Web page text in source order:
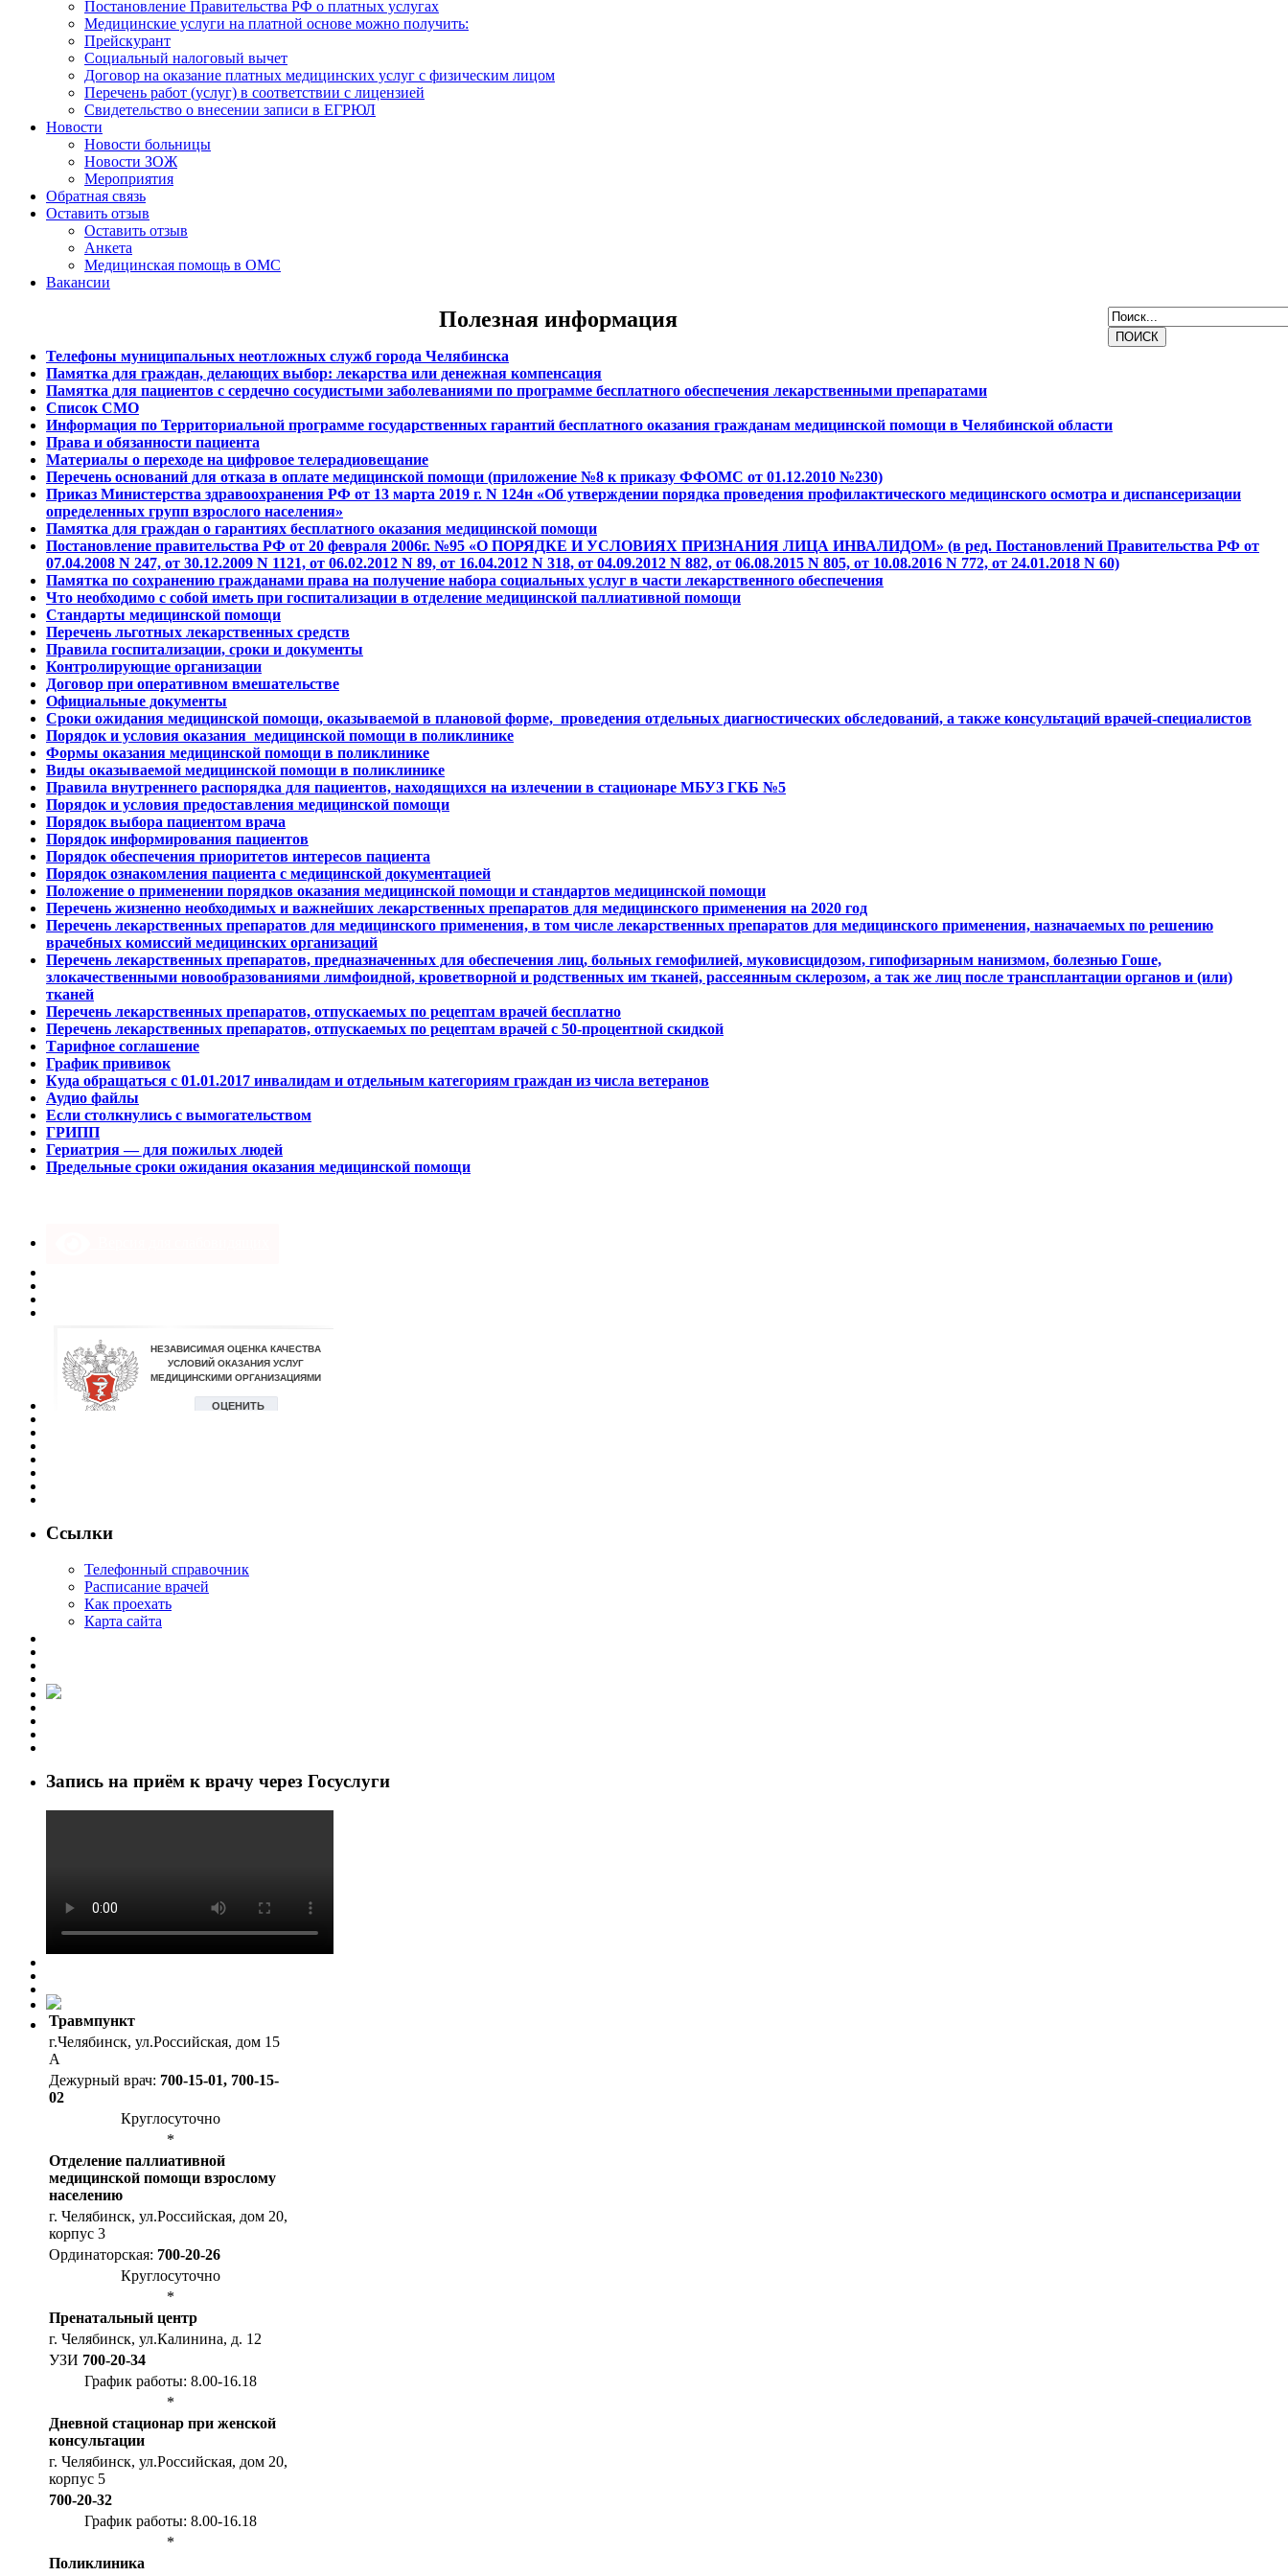
Постановление Правительства РФ о платных услугах
Медицинские услуги на платной основе можно получить:
Прейскурант
Социальный налоговый вычет
Договор на оказание платных медицинских услуг с физическим лицом
Перечень работ (услуг) в соответствии с лицензией
Свидетельство о внесении записи в ЕГРЮЛ
Новости
Новости больницы
Новости ЗОЖ
Мероприятия
Обратная связь
Оставить отзыв
Оставить отзыв
Анкета
Медицинская помощь в ОМС
Вакансии
Полезная информация
Телефоны муниципальных неотложных служб города Челябинска
Памятка для граждан, делающих выбор: лекарства или денежная компенсация
Памятка для пациентов с сердечно сосудистыми заболеваниями по программе бесплатного обеспечения лекарственными препаратами
Список СМО
Информация по Территориальной программе государственных гарантий бесплатного оказания гражданам медицинской помощи в Челябинской области
Права и обязанности пациента
Материалы о переходе на цифровое телерадиовещание
Перечень оснований для отказа в оплате медицинской помощи (приложение №8 к приказу ФФОМС от 01.12.2010 №230)
Приказ Министерства здравоохранения РФ от 13 марта 2019 г. N 124н «Об утверждении порядка проведения профилактического медицинского осмотра и диспансеризации
определенных групп взрослого населения»
Памятка для граждан о гарантиях бесплатного оказания медицинской помощи
Постановление правительства РФ от 20 февраля 2006г. №95 «О ПОРЯДКЕ И УСЛОВИЯХ ПРИЗНАНИЯ ЛИЦА ИНВАЛИДОМ» (в ред. Постановлений Правительства РФ от
07.04.2008 N 247, от 30.12.2009 N 1121, от 06.02.2012 N 89, от 16.04.2012 N 318, от 04.09.2012 N 882, от 06.08.2015 N 805, от 10.08.2016 N 772, от 24.01.2018 N 60)
Памятка по сохранению гражданами права на получение набора социальных услуг в части лекарственного обеспечения
Что необходимо с собой иметь при госпитализации в отделение медицинской паллиативной помощи
Стандарты медицинской помощи
Перечень льготных лекарственных средств
Правила госпитализации, сроки и документы
Контролирующие организации
Договор при оперативном вмешательстве
Официальные документы
Сроки ожидания медицинской помощи, оказываемой в плановой форме, проведения отдельных диагностических обследований, а также консультаций врачей-специалистов
Порядок и условия оказания медицинской помощи в поликлинике
Формы оказания медицинской помощи в поликлинике
Виды оказываемой медицинской помощи в поликлинике
Правила внутреннего распорядка для пациентов, находящихся на излечении в стационаре МБУЗ ГКБ №5
Порядок и условия предоставления медицинской помощи
Порядок выбора пациентом врача
Порядок информирования пациентов
Порядок обеспечения приоритетов интересов пациента
Порядок ознакомления пациента с медицинской документацией
Положение о применении порядков оказания медицинской помощи и стандартов медицинской помощи
Перечень жизненно необходимых и важнейших лекарственных препаратов для медицинского применения на 2020 год
Перечень лекарственных препаратов для медицинского применения, в том числе лекарственных препаратов для медицинского применения, назначаемых по решению
врачебных комиссий медицинских организаций
Перечень лекарственных препаратов, предназначенных для обеспечения лиц, больных гемофилией, муковисцидозом, гипофизарным нанизмом, болезнью Гоше,
злокачественными новообразованиями лимфоидной, кроветворной и родственных им тканей, рассеянным склерозом, а так же лиц после трансплантации органов и (или)
тканей
Перечень лекарственных препаратов, отпускаемых по рецептам врачей бесплатно
Перечень лекарственных препаратов, отпускаемых по рецептам врачей с 50-процентной скидкой
Тарифное соглашение
График прививок
Куда обращаться с 01.01.2017 инвалидам и отдельным категориям граждан из числа ветеранов
Аудио файлы
Если столкнулись с вымогательством
ГРИПП
Гериатрия — для пожилых людей
Предельные сроки ожидания оказания медицинской помощи
Ссылки
Телефонный справочник
Расписание врачей
Как проехать
Карта сайта
Запись на приём к врачу через Госуслуги
Травмпункт
г.Челябинск, ул.Российская, дом 15
А
Дежурный врач: 700-15-01, 700-15-
02
Круглосуточно
*
Отделение паллиативной
медицинской помощи взрослому
населению
г. Челябинск, ул.Российская, дом 20,
корпус 3
Ординаторская: 700-20-26
Круглосуточно
*
Пренатальный центр
г. Челябинск, ул.Калинина, д. 12
УЗИ 700-20-34
График работы: 8.00-16.18
*
Дневной стационар при женской
консультации
г. Челябинск, ул.Российская, дом 20,
корпус 5
700-20-32
График работы: 8.00-16.18
*
Поликлиника